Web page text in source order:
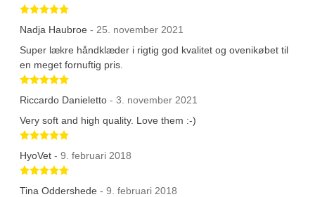
Betygsatt 5 av 5 stjärnor
Nadja Haubroe - 25. november 2021
Super lækre håndklæder i rigtig god kvalitet og ovenikøbet til
en meget fornuftig pris.
Betygsatt 5 av 5 stjärnor
Riccardo Danieletto - 3. november 2021
Very soft and high quality. Love them :-)
Betygsatt 5 av 5 stjärnor
HyoVet - 9. februari 2018
Betygsatt 5 av 5 stjärnor
Tina Oddershede - 9. februari 2018